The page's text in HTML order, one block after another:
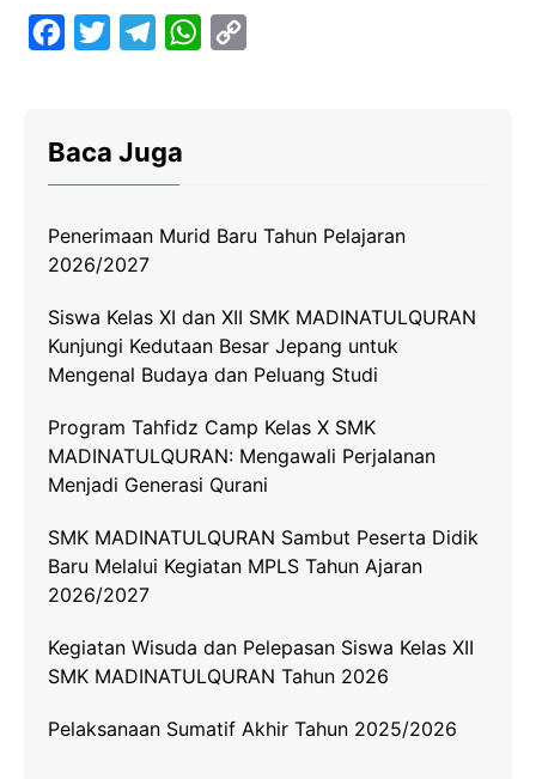
o
r
g
a
W
p
n
Baca Juga
Penerimaan Murid Baru Tahun Pelajaran
2026/2027
Siswa Kelas XI dan XII SMK MADINATULQURAN
Kunjungi Kedutaan Besar Jepang untuk
Mengenal Budaya dan Peluang Studi
Program Tahfidz Camp Kelas X SMK
MADINATULQURAN: Mengawali Perjalanan
Menjadi Generasi Qurani
SMK MADINATULQURAN Sambut Peserta Didik
Baru Melalui Kegiatan MPLS Tahun Ajaran
2026/2027
Kegiatan Wisuda dan Pelepasan Siswa Kelas XII
SMK MADINATULQURAN Tahun 2026
Pelaksanaan Sumatif Akhir Tahun 2025/2026